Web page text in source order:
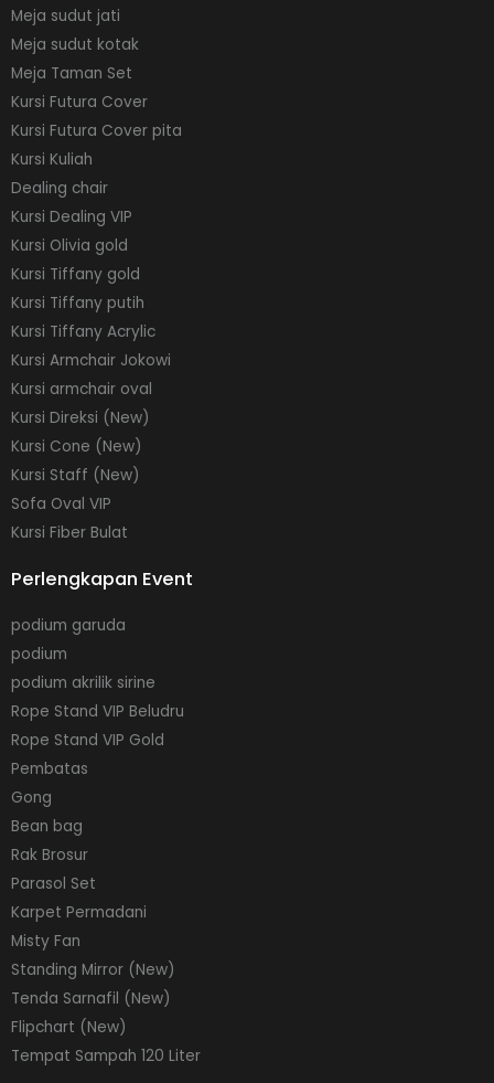
Meja sudut jati
Meja sudut kotak
Meja Taman Set
Kursi Futura Cover
Kursi Futura Cover pita
Kursi Kuliah
Dealing chair
Kursi Dealing VIP
Kursi Olivia gold
Kursi Tiffany gold
Kursi Tiffany putih
Kursi Tiffany Acrylic
Kursi Armchair Jokowi
Kursi armchair oval
Kursi Direksi (New)
Kursi Cone (New)
Kursi Staff (New)
Sofa Oval VIP
Kursi Fiber Bulat
Perlengkapan Event
podium garuda
podium
podium akrilik sirine
Rope Stand VIP Beludru
Rope Stand VIP Gold
Pembatas
Gong
Bean bag
Rak Brosur
Parasol Set
Karpet Permadani
Misty Fan
Standing Mirror (New)
Tenda Sarnafil (New)
Flipchart (New)
Tempat Sampah 120 Liter